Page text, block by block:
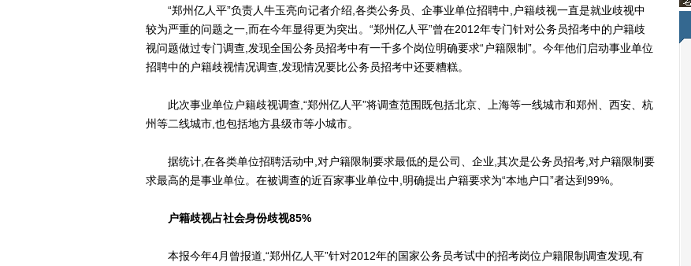
“郑州亿人平”负责人牛玉亮向记者介绍,各类公务员、企事业单位招聘中,户籍歧视一直是就业歧视中
较为严重的问题之一,而在今年显得更为突出。“郑州亿人平”曾在2012年专门针对公务员招考中的户籍歧
视问题做过专门调查,发现全国公务员招考中有一千多个岗位明确要求“户籍限制”。今年他们启动事业单位
招聘中的户籍歧视情况调查,发现情况要比公务员招考中还要糟糕。
此次事业单位户籍歧视调查,“郑州亿人平”将调查范围既包括北京、上海等一线城市和郑州、西安、杭
州等二线城市,也包括地方县级市等小城市。
据统计,在各类单位招聘活动中,对户籍限制要求最低的是公司、企业,其次是公务员招考,对户籍限制要
求最高的是事业单位。在被调查的近百家事业单位中,明确提出户籍要求为“本地户口”者达到99%。
户籍歧视占社会身份歧视85%
本报今年4月曾报道,“郑州亿人平”针对2012年的国家公务员考试中的招考岗位户籍限制调查发现,有